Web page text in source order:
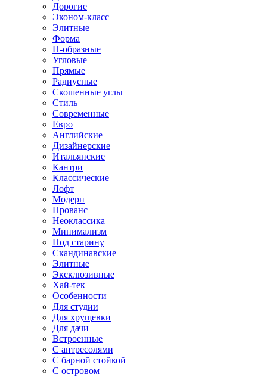
Дорогие
Эконом-класс
Элитные
Форма
П-образные
Угловые
Прямые
Радиусные
Скошенные углы
Стиль
Современные
Евро
Английские
Дизайнерские
Итальянские
Кантри
Классические
Лофт
Модерн
Прованс
Неоклассика
Минимализм
Под старину
Скандинавские
Элитные
Эксклюзивные
Хай-тек
Особенности
Для студии
Для хрущевки
Для дачи
Встроенные
С антресолями
С барной стойкой
С островом